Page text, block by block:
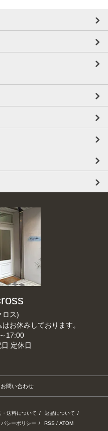
ロス)
お休みしております。
17:00
定休日
お問い合わせ
・送料について / 返品について /
バシーポリシー / RSS / ATOM